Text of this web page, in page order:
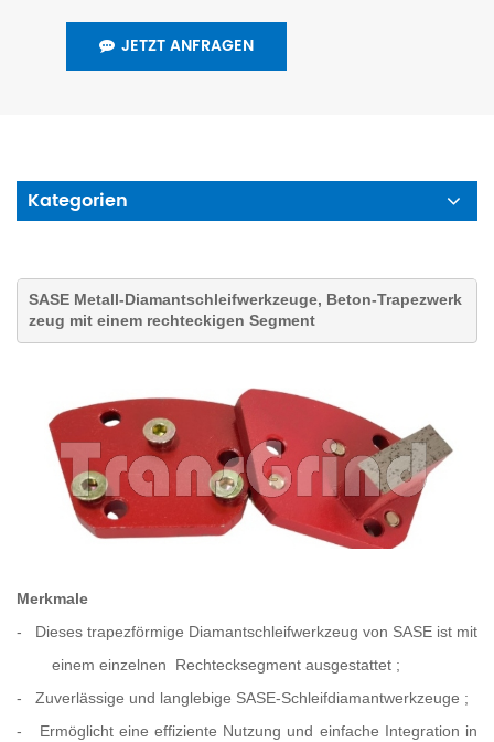
JETZT ANFRAGEN
Kategorien
SASE Metall-Diamantschleifwerkzeuge, Beton-Trapezwerk
zeug mit einem rechteckigen Segment
Merkmale
- Dieses trapezförmige Diamantschleifwerkzeug von SASE ist mit
einem einzelnen Rechtecksegment ausgestattet ;
- Zuverlässige und langlebige SASE-Schleifdiamantwerkzeuge ;
- Ermöglicht eineeffiziente Nutzung und einfache Integration in